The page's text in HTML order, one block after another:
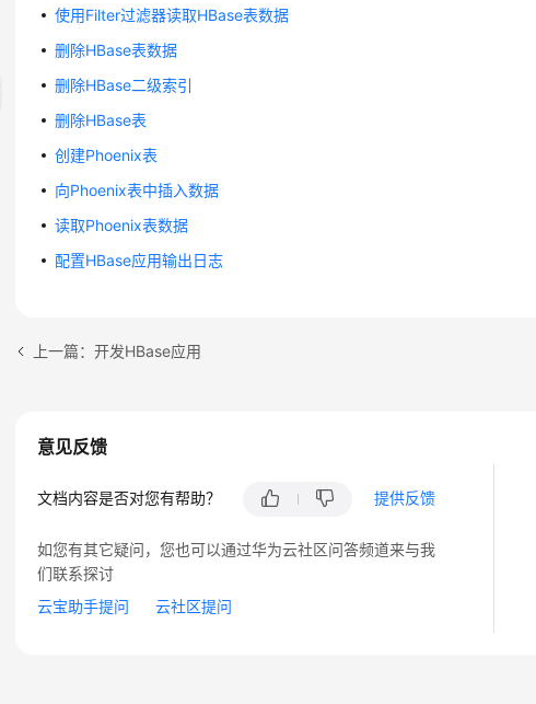
使用Filter过滤器读取HBase表数据
删除HBase表数据
删除HBase二级索引
删除HBase表
创建Phoenix表
向Phoenix表中插入数据
读取Phoenix表数据
配置HBase应用输出日志
上一篇：开发HBase应用
意见反馈
文档内容是否对您有帮助？ 提供反馈
如您有其它疑问，您也可以通过华为云社区问答频道来与我
们联系探讨
云宝助手提问
云社区提问